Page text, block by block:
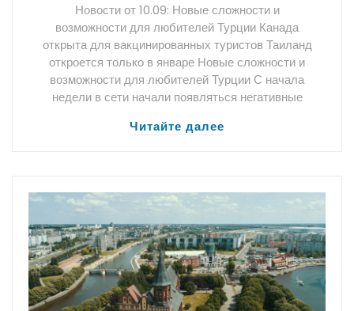
Новости от 10.09: Новые сложности и
возможности для любителей Турции Канада
открыта для вакцинированных туристов Таиланд
откроется только в январе Новые сложности и
возможности для любителей Турции С начала
недели в сети начали появляться негативные
Читайте далее